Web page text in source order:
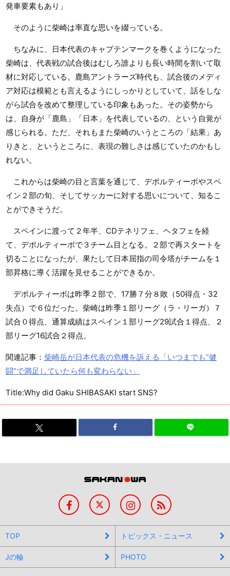
発車要素もあり」
そのように柴崎は率直な思いを綴っている。
ちなみに、日本代表のキャプテンマークを巻くようになった
柴崎は、代表戦の試合後はむしろ誰よりも長い時間を割いて取
材に対応している。鹿島アントラーズ時代も、試合後のメディ
ア対応は模範とも言えるようにしっかりとしていて、話をしな
がら試合を改めて整理している印象もあった。その姿勢から
は、自身が「鹿島」「日本」を代表しているの、という自覚が
感じられる。ただ、それもまた柴崎のいうところの「結果」あ
りきと、というところに、表現の難しさは感じていたのかもし
れない。
これからは柴崎の目と言葉を通じて、デポルティーボやスペ
イン２部の旬、そしてサッカーに対する思いについて、知るこ
とができそうだ。
スペインに渡って２年半、CDテネリフェ、ヘタフェを経
て、デポルティーボで３チーム目となる。２部で再スタートを
切ることになったが、果たして日本屈指の司令塔がチームを１
部昇格に導く活躍を見せることができるか。
デポルティーボは昨季２部で、17勝７分８敗（50得点・32
失点）で６位だった。柴崎は昨季１部リーグ（ラ・リーガ）７
試合０得点、通算成績はスペイン１部リーグ29試合１得点、２
部リーグ16試合２得点。
関連記事： 柴崎岳が日本代表の危機を訴える「いつまでも”健
闘”で満足していたら何も変わらない」
Title:Why did Gaku SHIBASAKI start SNS?
TOP トピックス・ニュース
Jの輪 PHOTO